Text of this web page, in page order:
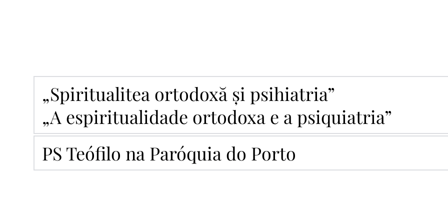
„Spiritualitea ortodoxă și psihiatria”
„A espiritualidade ortodoxa e a psiquiatria”
PS Teófilo na Paróquia do Porto